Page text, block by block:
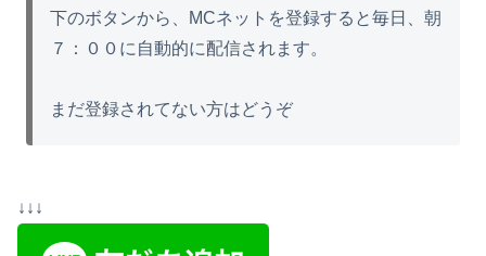
下のボタンから、MCネットを登録すると毎日、朝
７：００に自動的に配信されます。
まだ登録されてない方はどうぞ
↓↓↓